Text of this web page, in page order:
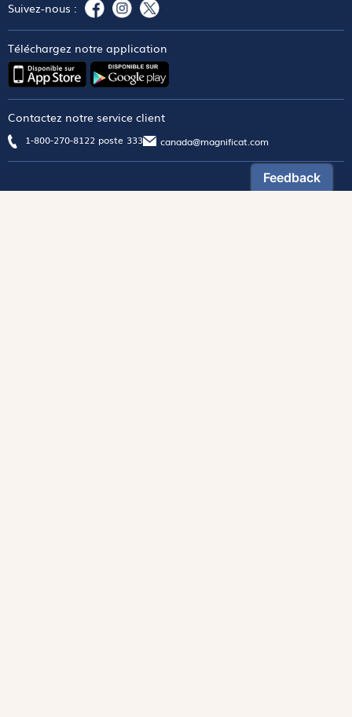
Suivez-nous :
Téléchargez notre application
Contactez notre service client
1-800-270-8122 poste 333 canada@magnificat.com
Magnificat